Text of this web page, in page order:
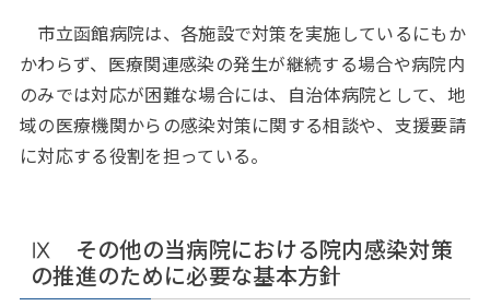
市立函館病院は、各施設で対策を実施しているにもか
かわらず、医療関連感染の発生が継続する場合や病院内
のみでは対応が困難な場合には、自治体病院として、地
域の医療機関からの感染対策に関する相談や、支援要請
に対応する役割を担っている。
Ⅸ その他の当病院における院内感染対策
の推進のために必要な基本方針